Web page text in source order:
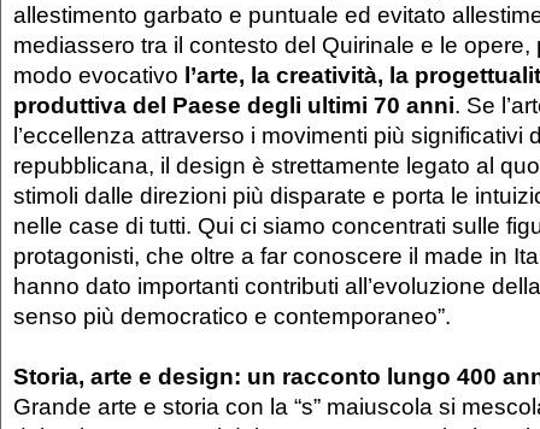
allestimento garbato e puntuale ed evitato
mediassero tra il contesto del Quirinale e le
modo evocativo l’arte, la creatività, la
produttiva del Paese degli ultimi 70 anni. Se
l’eccellenza attraverso i movimenti più significativi
repubblicana, il design è strettamente legato al
stimoli dalle direzioni più disparate e porta le
nelle case di tutti. Qui ci siamo concentrati sulle
protagonisti, che oltre a far conoscere il made in
hanno dato importanti contributi all’evoluzione
senso più democratico e contemporaneo”.
Storia, arte e design: un racconto lungo 400
Grande arte e storia con la “s” maiuscola si